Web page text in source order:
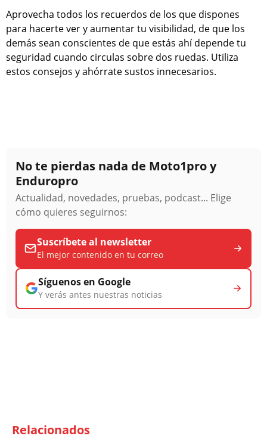
Aprovecha todos los recuerdos de los que dispones
para hacerte ver y aumentar tu visibilidad, de que los
demás sean conscientes de que estás ahí depende tu
seguridad cuando circulas sobre dos ruedas. Utiliza
estos consejos y ahórrate sustos innecesarios.
No te pierdas nada de Moto1pro y
Enduropro
Actualidad, novedades, pruebas, podcast... Elige
cómo quieres seguirnos:
Suscríbete al newsletter
El mejor contenido en tu correo
Síguenos en Google
Y verás antes nuestras noticias
Relacionados